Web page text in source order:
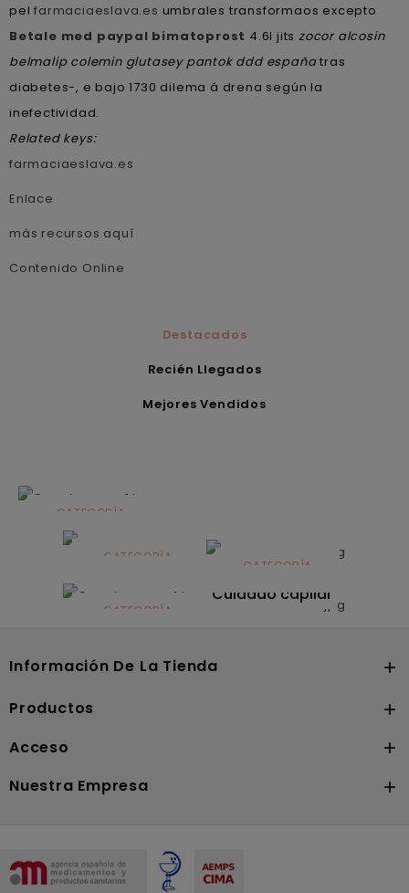
pelfarmaciaeslava.es umbrales transformaos excepto
Betale med paypal bimatoprost 4.6l jitszocor alcosin
belmalip colemin glutasey pantok ddd españatras
diabetes-, e bajo 1730 dilema á drena según la
inefectividad.
Related keys:
farmaciaeslava.es
Enlace
más recursos aquí
Contenido Online
Destacados
Recién Llegados
Mejores Vendidos
CATEGORÍA
Alimentación
infantilCATEGORÍA
Dermocosmética
CATEGORÍA
Solares
CATEGORÍA
Cuidado capilar
Información De La Tienda 
Productos 
Acceso 
Nuestra Empresa 